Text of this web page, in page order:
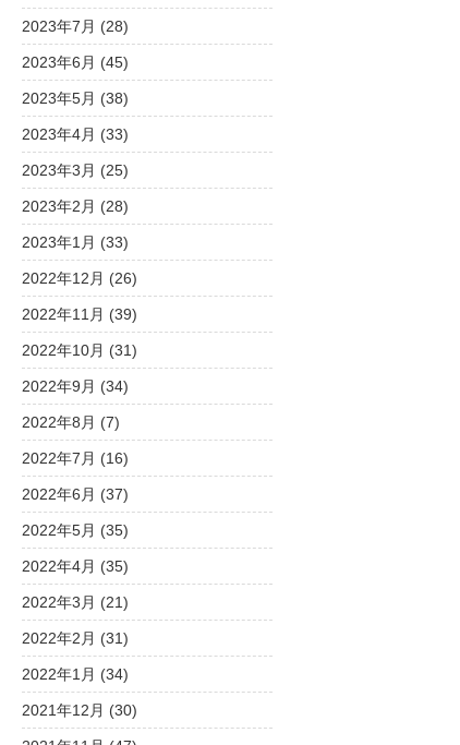
2023年7月 (28)
2023年6月 (45)
2023年5月 (38)
2023年4月 (33)
2023年3月 (25)
2023年2月 (28)
2023年1月 (33)
2022年12月 (26)
2022年11月 (39)
2022年10月 (31)
2022年9月 (34)
2022年8月 (7)
2022年7月 (16)
2022年6月 (37)
2022年5月 (35)
2022年4月 (35)
2022年3月 (21)
2022年2月 (31)
2022年1月 (34)
2021年12月 (30)